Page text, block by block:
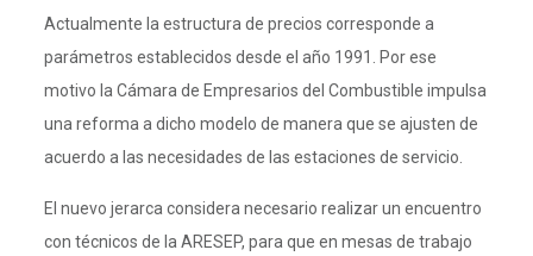
Actualmente la estructura de precios corresponde a
parámetros establecidos desde el año 1991. Por ese
motivo la Cámara de Empresarios del Combustible impulsa
una reforma a dicho modelo de manera que se ajusten de
acuerdo a las necesidades de las estaciones de servicio.
El nuevo jerarca considera necesario realizar un encuentro
con técnicos de la ARESEP, para que en mesas de trabajo